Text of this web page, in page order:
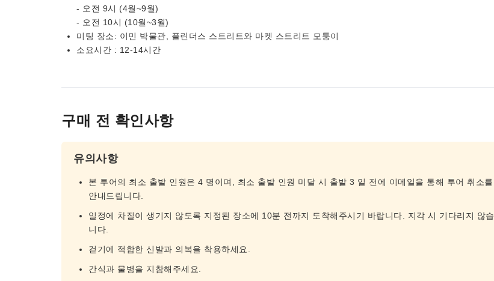
- 오전 9시 (4월~9월)
- 오전 10시 (10월~3월)
미팅 장소: 이민 박물관, 플린더스 스트리트와 마켓 스트리트 모퉁이
소요시간 : 12-14시간
구매 전 확인사항
유의사항
본 투어의 최소 출발 인원은 4 명이며, 최소 출발 인원 미달 시 출발 3 일 전에 이메일을 통해 투어 취소를
안내드립니다.
일정에 차질이 생기지 않도록 지정된 장소에 10분 전까지 도착해주시기 바랍니다. 지각 시 기다리지 않습
니다.
걷기에 적합한 신발과 의복을 착용하세요.
간식과 물병을 지참해주세요.